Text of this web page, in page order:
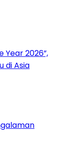
Year 2026”,
di Asia